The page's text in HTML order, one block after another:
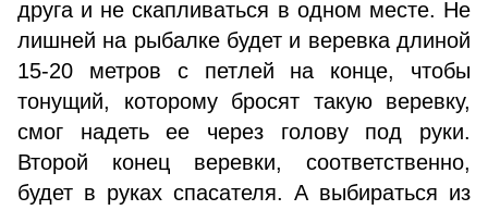
друга и не скапливаться в одном месте. Не
лишней на рыбалке будет и веревка длиной
15-20 метров с петлей на конце, чтобы
тонущий, которому бросят такую веревку,
смог надеть ее через голову под руки.
Второй конец веревки, соответственно,
будет в руках спасателя. А выбираться из